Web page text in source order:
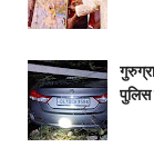
पुलिस